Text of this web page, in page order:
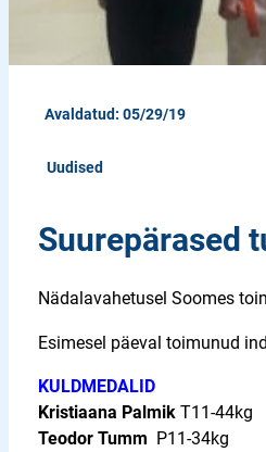
Avaldatud: 05/29/19
Uudised
Suurepärased
Nädalavahetusel Soomes
Esimesel päeval toimunud
KULDMEDALID
Kristiaana PalmikT11-44kg
Teodor Tumm P11-34kg